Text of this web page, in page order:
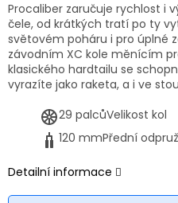
Procaliber zaručuje rychlost i
čele, od krátkých tratí po ty
světovém poháru i pro úplné
závodním XC kole měnícím
klasického hardtailu se
vyrazíte jako raketa, a i ve
29 palcůVelikost kol
120 mmPřední
Detailní informace